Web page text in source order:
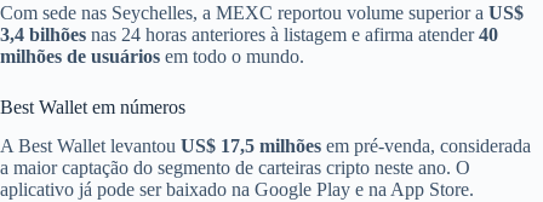
Com sede nas Seychelles, a MEXC reportou volume superior a US$
3,4 bilhões nas 24 horas anteriores à listagem e afirma atender40
milhões de usuários em todo o mundo.
Best Wallet em números
A Best Wallet levantou US$ 17,5 milhões em pré-venda, considerada
a maior captação do segmento de carteiras cripto neste ano. O
aplicativo já pode ser baixado na Google Play e na App Store.